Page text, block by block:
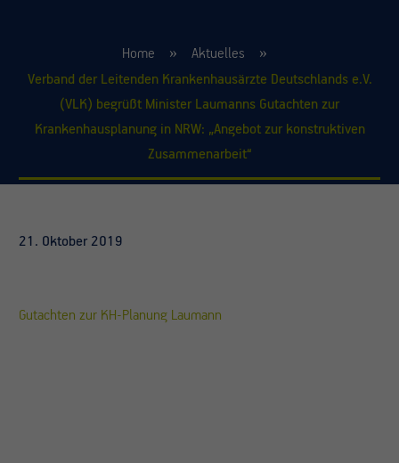
Home
Aktuelles
Verband der Leitenden Krankenhausärzte Deutschlands e.V.
(VLK) begrüßt Minister Laumanns Gutachten zur
Krankenhausplanung in NRW: „Angebot zur konstruktiven
Zusammenarbeit“
21. Oktober 2019
Gutachten zur KH-Planung Laumann